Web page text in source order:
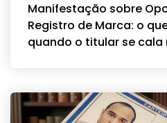
Manifestação sobre
Registro de Marca: o
quando o titular se cala